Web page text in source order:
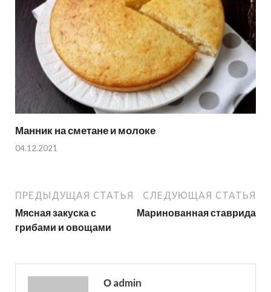
Манник на сметане и молоке
04.12.2021
ПРЕДЫДУЩАЯ СТАТЬЯ
Мясная закуска с
грибами и овощами
СЛЕДУЮЩАЯ СТАТЬЯ
Маринованная ставрида
О admin